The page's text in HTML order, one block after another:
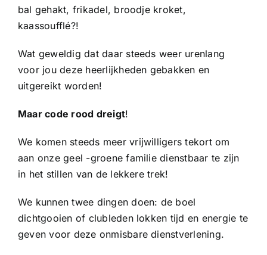
Clubinformatie
Het eerste
Organisatie
Commissies
ClubTV
bal gehakt, frikadel, broodje kroket,
kaassoufflé?!
Wat geweldig dat daar steeds weer urenlang
voor jou deze heerlijkheden gebakken en
uitgereikt worden!
Maar code rood dreigt!
We komen steeds meer vrijwilligers tekort om
aan onze geel -groene familie dienstbaar te zijn
in het stillen van de lekkere trek!
We kunnen twee dingen doen: de boel
dichtgooien of clubleden lokken tijd en energie te
geven voor deze onmisbare dienstverlening.